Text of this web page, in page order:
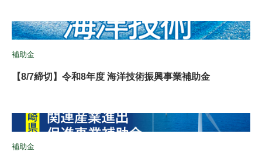
補助金
【8/7締切】令和8年度 海洋技術振興事業補助金
補助金